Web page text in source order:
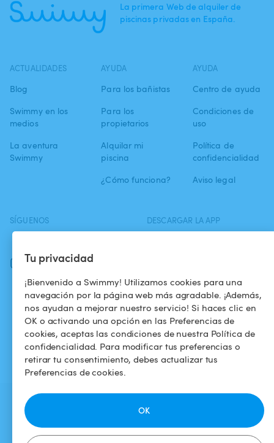
Tu privacidad
¡Bienvenido a Swimmy! Utilizamos cookies para una
navegación por la página web más agradable. ¡Además,
nos ayudan a mejorar nuestro servicio! Si haces clic en
OK o activando una opción en las Preferencias de
cookies, aceptas las condiciones de nuestra Política de
confidencialidad. Para modificar tus preferencias o
retirar tu consentimiento, debes actualizar tus
Preferencias de cookies.
OK
La primera Web de alquiler de
piscinas privadas en España.
ACTUALIDADES
Blog
Swimmy en los
medios
La aventura
Swimmy
AYUDA
Para los bañistas
Para los
propietarios
Alquilar mi
piscina
¿Cómo funciona?
AYUDA
Centro de ayuda
Condiciones de
uso
Política de
confidencialidad
Aviso legal
SÍGUENOS
Instagram
DESCARGAR LA APP